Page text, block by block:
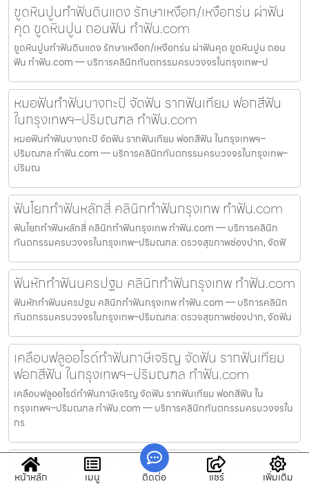
ขูดหินปูนทำฟันดินแดง รักษาเหงือก/เหงือกร่น ผ่าฟัน
คุด ขูดหินปูน ถอนฟัน ทำฟัน.com
ขูดหินปูนทำฟันดินแดง รักษาเหงือก/เหงือกร่น ผ่าฟันคุด ขูดหินปูน ถอน
ฟัน ทำฟัน.com — บริการคลินิกทันตกรรมครบวงจรในกรุงเทพ–ป
หมอฟันทำฟันบางกะปิ จัดฟัน รากฟันเทียม ฟอกสีฟัน
ในกรุงเทพฯ–ปริมณฑล ทำฟัน.com
หมอฟันทำฟันบางกะปิ จัดฟัน รากฟันเทียม ฟอกสีฟัน ในกรุงเทพฯ–
ปริมณฑล ทำฟัน.com — บริการคลินิกทันตกรรมครบวงจรในกรุงเทพ–
ปริมณ
ฟันโยกทำฟันหลักสี่ คลินิกทำฟันกรุงเทพ ทำฟัน.com
ฟันโยกทำฟันหลักสี่ คลินิกทำฟันกรุงเทพ ทำฟัน.com — บริการคลินิก
ทันตกรรมครบวงจรในกรุงเทพ–ปริมณฑล: ตรวจสุขภาพช่องปาก, จัดฟั
ฟันหักทำฟันนครปฐม คลินิกทำฟันกรุงเทพ ทำฟัน.com
ฟันหักทำฟันนครปฐม คลินิกทำฟันกรุงเทพ ทำฟัน.com — บริการคลินิก
ทันตกรรมครบวงจรในกรุงเทพ–ปริมณฑล: ตรวจสุขภาพช่องปาก, จัดฟัน
เคลือบฟลูออไรด์ทำฟันภาษีเจริญ จัดฟัน รากฟันเทียม
ฟอกสีฟัน ในกรุงเทพฯ–ปริมณฑล ทำฟัน.com
เคลือบฟลูออไรด์ทำฟันภาษีเจริญ จัดฟัน รากฟันเทียม ฟอกสีฟัน ใน
กรุงเทพฯ–ปริมณฑล ทำฟัน.com — บริการคลินิกทันตกรรมครบวงจรใน
กร
จัดฟันแบบเร่งด่วนทำฟันธนบุรี คลินิกทำฟันกรุงเทพ
หน้าหลัก เมนู ติดต่อ แชร์ เพิ่มเติม